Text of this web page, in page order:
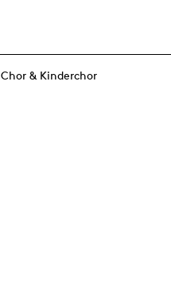
Chor & Kinderchor